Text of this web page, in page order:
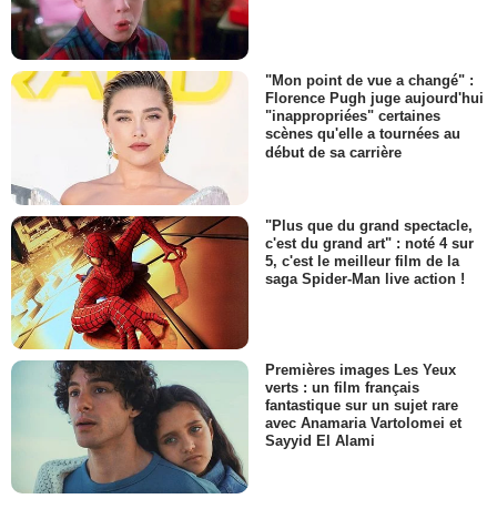
"Mon point de vue a changé" :
Florence Pugh juge aujourd'hui
"inappropriées" certaines
scènes qu'elle a tournées au
début de sa carrière
"Plus que du grand spectacle,
c'est du grand art" : noté 4 sur
5, c'est le meilleur film de la
saga Spider-Man live action !
Premières images Les Yeux
verts : un film français
fantastique sur un sujet rare
avec Anamaria Vartolomei et
Sayyid El Alami